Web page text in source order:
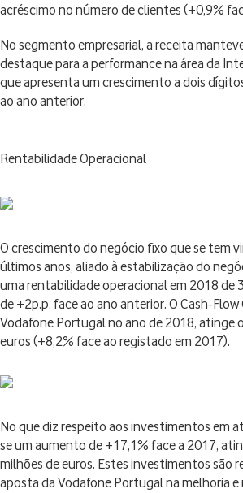
acréscimo no número de clientes (+0,9%
No segmento empresarial, a receita
destaque para a performance na área da
que apresenta um crescimento a dois
ao ano anterior.
Rentabilidade Operacional
O crescimento do negócio fixo que se tem
últimos anos, aliado à estabilização do
uma rentabilidade operacional em 2018 de
de +2p.p. face ao ano anterior. O Cash-Flow
Vodafone Portugal no ano de 2018, atinge
euros (+8,2% face ao registado em 2017).
No que diz respeito aos investimentos em
se um aumento de +17,1% face a 2017,
milhões de euros. Estes investimentos são
aposta da Vodafone Portugal na melhoria e